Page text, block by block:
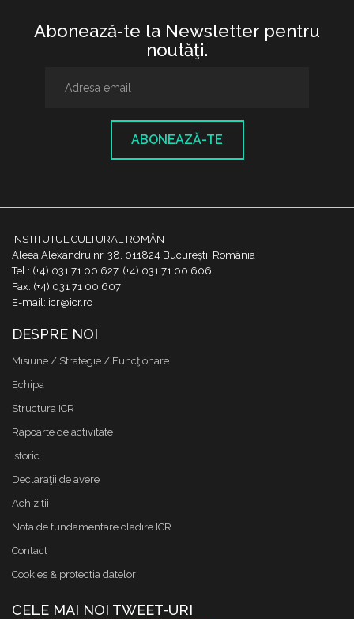
Abonează-te la Newsletter pentru
noutăţi.
ABONEAZĂ-TE
INSTITUTUL CULTURAL ROMÂN
Aleea Alexandru nr. 38, 011824 București, România
Tel.: (+4) 031 71 00 627, (+4) 031 71 00 606
Fax: (+4) 031 71 00 607
E-mail: icr@icr.ro
DESPRE NOI
Misiune / Strategie / Funcţionare
Echipa
Structura ICR
Rapoarte de activitate
Istoric
Declaraţii de avere
Achizitii
Nota de fundamentare cladire ICR
Contact
Cookies & protectia datelor
CELE MAI NOI TWEET-URI